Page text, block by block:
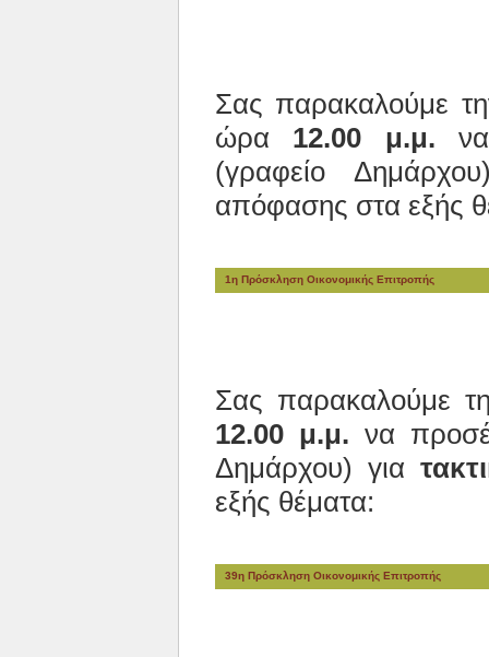
Σας παρακαλούμε
ώρα 12.00 μ.μ.
(γραφείο
απόφασης στα εξής
1η Πρόσκληση Οικονομικής Επιτροπής
Σας παρακαλούμε
12.00 μ.μ. να
Δημάρχου) για
εξής θέματα:
39η Πρόσκληση Οικονομικής Επιτροπής